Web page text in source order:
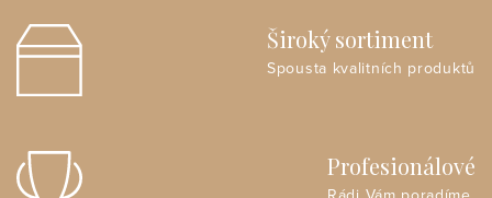
Široký sortiment
Spousta kvalitních produktů
Profesionálové